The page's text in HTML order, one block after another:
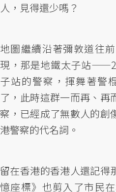
人，見得還少嗎？
地圖繼續沿著彌敦道往
現，那是地鐵太子站
子站的警察，揮舞著警
了，此時這群一而再、再
察，已經成了無數人的創
港警察的代名詞。
留在香港的香港人還記得
憶座標》也剪入了市民